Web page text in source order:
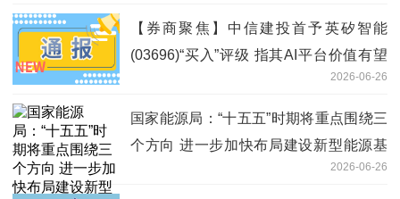
【券商聚焦】中信建投首予英矽智能
(03696)“买入”评级 指其AI平台价值有望
2026-06-26
国家能源局：“十五五”时期将重点围绕三
个方向 进一步加快布局建设新型能源基
2026-06-26